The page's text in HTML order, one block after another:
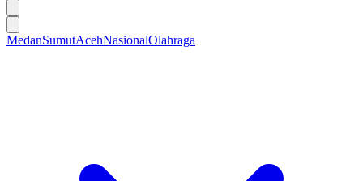
MedanSumutAcehNasionalOlahraga